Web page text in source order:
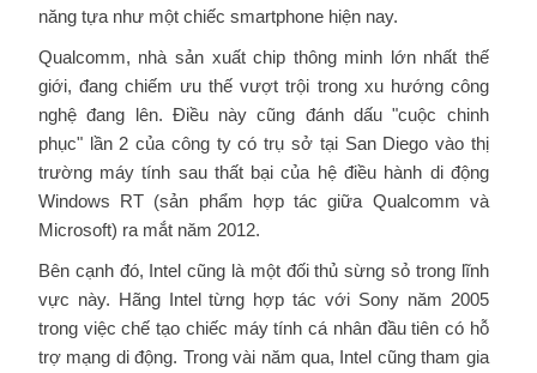
năng tựa như một chiếc smartphone hiện nay.
Qualcomm, nhà sản xuất chip thông minh lớn nhất thế
giới, đang chiếm ưu thế vượt trội trong xu hướng công
nghệ đang lên. Điều này cũng đánh dấu "cuộc chinh
phục" lần 2 của công ty có trụ sở tại San Diego vào thị
trường máy tính sau thất bại của hệ điều hành di động
Windows RT (sản phẩm hợp tác giữa Qualcomm và
Microsoft) ra mắt năm 2012.
Bên cạnh đó, Intel cũng là một đối thủ sừng sỏ trong lĩnh
vực này. Hãng Intel từng hợp tác với Sony năm 2005
trong việc chế tạo chiếc máy tính cá nhân đầu tiên có hỗ
trợ mạng di động. Trong vài năm qua, Intel cũng tham gia